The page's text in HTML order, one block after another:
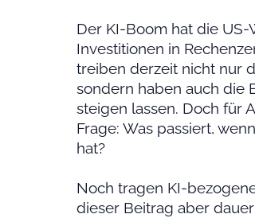
Der KI-Boom hat die
Investitionen in
treiben derzeit nicht nur
sondern haben auch die
steigen lassen. Doch für
Frage: Was passiert,
hat?
Noch tragen KI-
dieser Beitrag aber